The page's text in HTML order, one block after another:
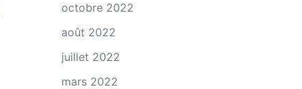
octobre 2022
août 2022
juillet 2022
mars 2022